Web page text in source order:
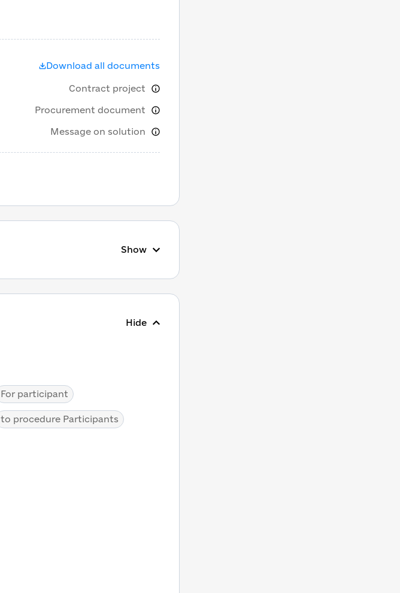
Download all documents
Contract project
Procurement document
Message on solution
Show
Hide
For participant
to procedure Participants